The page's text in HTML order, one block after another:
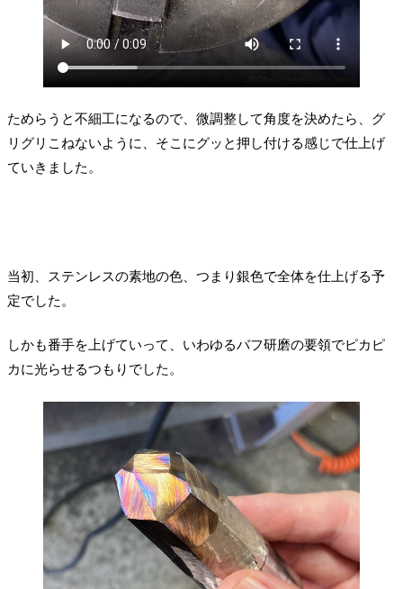
ためらうと不細工になるので、微調整して角度を決めたら、グ
リグリこねないように、そこにグッと押し付ける感じで仕上げ
ていきました。
当初、ステンレスの素地の色、つまり銀色で全体を仕上げる予
定でした。
しかも番手を上げていって、いわゆるバフ研磨の要領でピカピ
カに光らせるつもりでした。